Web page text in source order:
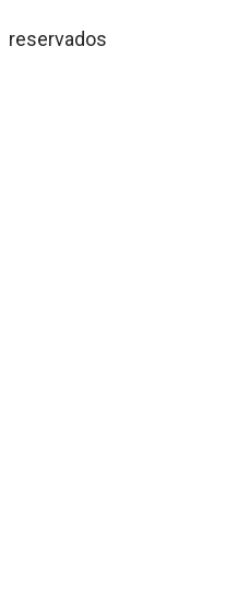
reservados